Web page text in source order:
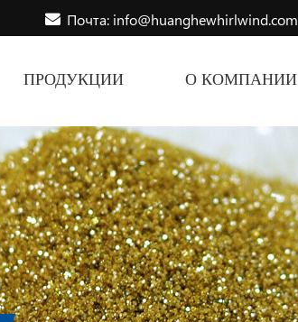
Почта: info@huanghewhirlwind.com
ПРОДУКЦИИ О КОМПАНИИ